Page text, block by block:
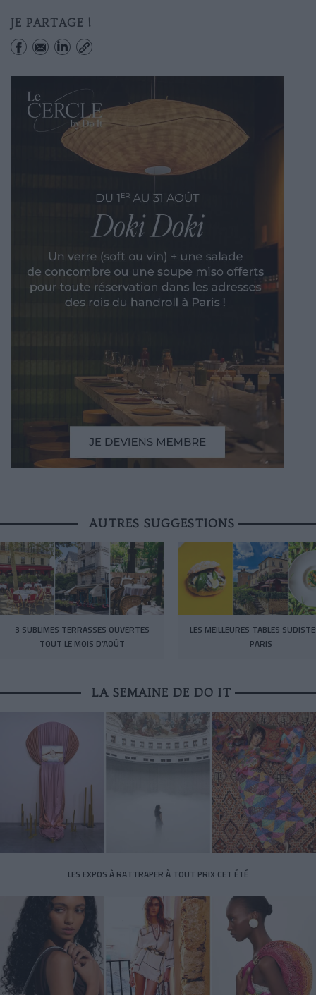
JE PARTAGE !
AUTRES SUGGESTIONS
3 SUBLIMES TERRASSES OUVERTES
TOUT LE MOIS D’AOÛT
LES MEILLEURES TABLES
PARIS
LA SEMAINE DE DO IT
LES EXPOS À RATTRAPER À TOUT PRIX CET ÉTÉ